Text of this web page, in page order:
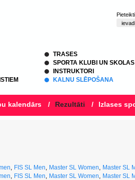
TRASES
SPORTA KLUBI UN SKOLAS
INSTRUKTORI
KALNU SLĒPOŠANA
kalendārs / Rezultāti / Izlases
, FIS SL Men, Master SL Women, Master SL
, FIS SL Men, Master SL Women, Master SL